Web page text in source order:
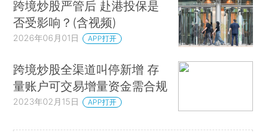
跨境炒股严管后 赴港投保是
否受影响？(含视频)
2026年06月01日 APP打开
跨境炒股全渠道叫停新增 存
量账户可交易增量资金需合规
2023年02月15日 APP打开